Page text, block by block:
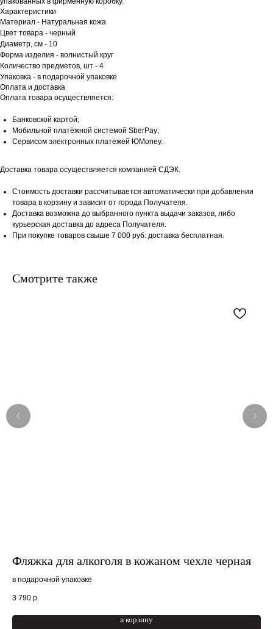
Характеристики
Материал - Натуральная кожа
Цвет товара - черный
Диаметр, см - 10
Форма изделия - волнистый круг
Количество предметов, шт - 4
Упаковка - в подарочной упаковке
Оплата и доставка
Оплата товара осуществляется:
Банковской картой;
Мобильной платёжной системой SberPay;
Сервисом электронных платежей ЮMoney.
Доставка товара осуществляется компанией СДЭК.
Стоимость доставки рассчитывается автоматически при добавлении
товара в корзину и зависит от города Получателя.
Доставка возможна до выбранного пункта выдачи заказов, либо
курьерская доставка до адреса Получателя.
При покупке товаров свыше 7 000 руб. доставка бесплатная.
Смотрите также
Фляжка для алкоголя в кожаном чехле черная
в подарочной упаковке
3 790 р.
в корзину